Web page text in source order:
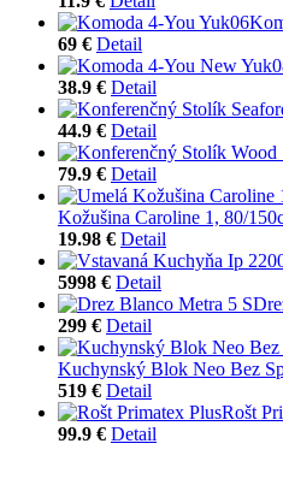
69 € Detail
38.9 € Detail
44.9 € Detail
79.9 € Detail
Kožušina Caroline 1, 80/
19.98 € Detail
5998 € Detail
299 € Detail
Kuchynský Blok Neo Bez
519 € Detail
Rošt
99.9 € Detail